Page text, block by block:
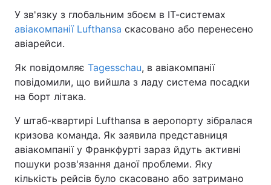
У зв'язку з глобальним збоєм в ІТ-системах
авіакомпанії Lufthansa скасовано або перенесено
авіарейси.
Як повідомляє Tagesschau, в авіакомпанії
повідомили, що вийшла з ладу система посадки
на борт літака.
У штаб-квартирі Lufthansa в аеропорту зібралася
кризова команда. Як заявила представниця
авіакомпанії у Франкфурті зараз йдуть активні
пошуки розв'язання даної проблеми. Яку
кількість рейсів було скасовано або затримано